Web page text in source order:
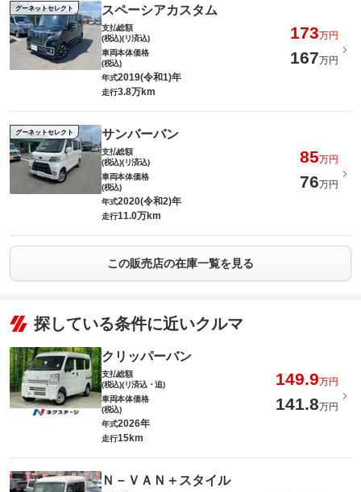
グーネットセレクト スペーシアカスタム
支払総額
(税込)(リ済込)
173万円
車両本体価格
(税込)
167万円
年式2019(令和1)年
走行3.8万km
グーネットセレクト サンバーバン
支払総額
(税込)(リ済込)
85万円
車両本体価格
(税込)
76万円
年式2020(令和2)年
走行11.0万km
この販売店の在庫一覧を見る
探している条件に近いクルマ
クリッパーバン
支払総額
(税込)(リ済込・追)
149.9万円
車両本体価格
(税込)
141.8万円
年式2026年
走行15km
Ｎ－ＶＡＮ＋スタイル